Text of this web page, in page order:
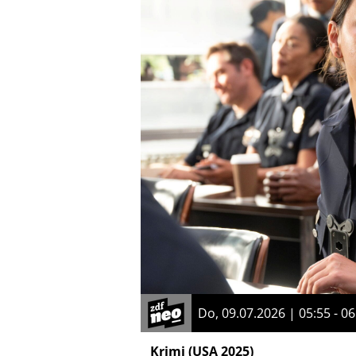
Do, 09.07.2026 | 05:55 -
Krimi (USA 2025)